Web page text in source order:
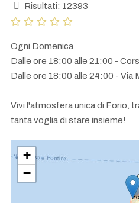
Risultati: 12393
Ogni Domenica
Dalle ore 18:00 alle 21:00 -
Dalle ore 18:00 alle 24:00 - Via
Vivi l'atmosfera unica di Forio,
tanta voglia di stare insieme!
+
−